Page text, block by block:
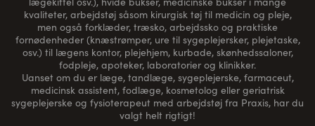
kvaliteter, arbejdstøj såsom kirurgisk tøj til medicin og pleje,
men også forklæder, træsko, arbejdssko og praktiske
fornødenheder (knæstrømper, ure til sygeplejersker, plejetaske,
osv.) til lægens kontor, plejehjem, kurbade, skønhedssaloner,
fodpleje, apoteker, laboratorier og klinikker.
Uanset om du er læge, tandlæge, sygeplejerske, farmaceut,
medicinsk assistent, fodlæge, kosmetolog eller geriatrisk
sygeplejerske og fysioterapeut med arbejdstøj fra Praxis, har du
valgt helt rigtigt!